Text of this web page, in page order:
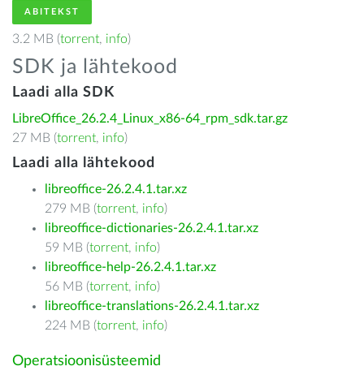
ABITEKST
3.2 MB (torrent, info)
SDK ja lähtekood
Laadi alla SDK
LibreOffice_26.2.4_Linux_x86-64_rpm_sdk.tar.gz
27 MB (torrent, info)
Laadi alla lähtekood
libreoffice-26.2.4.1.tar.xz
279 MB (torrent, info)
libreoffice-dictionaries-26.2.4.1.tar.xz
59 MB (torrent, info)
libreoffice-help-26.2.4.1.tar.xz
56 MB (torrent, info)
libreoffice-translations-26.2.4.1.tar.xz
224 MB (torrent, info)
Operatsioonisüsteemid